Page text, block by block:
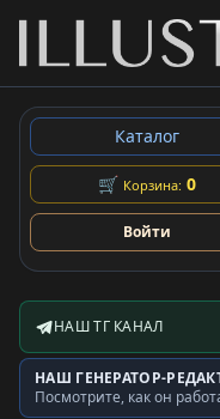
Каталог
🛒 Корзина: 0
Войти
Telegram-канал
НАШ ТГ КАНАЛ
Генератор
НАШ ГЕНЕРАТОР-
Посмотрите, как он